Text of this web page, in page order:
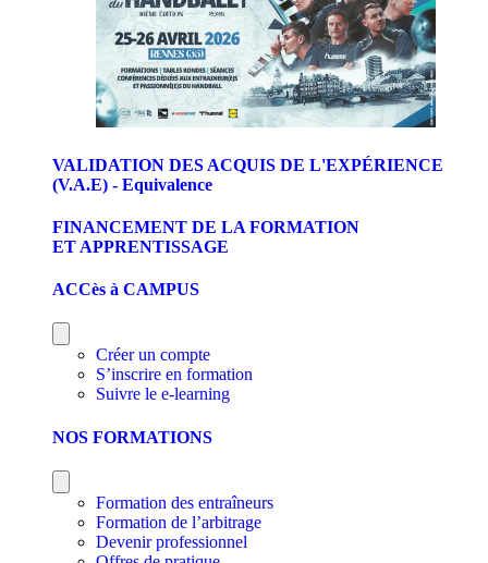
VALIDATION DES ACQUIS DE L'EXPÉRIENCE
(V.A.E) - Equivalence
FINANCEMENT DE LA FORMATION
ET APPRENTISSAGE
ACCès à CAMPUS
Créer un compte
S’inscrire en formation
Suivre le e-learning
NOS FORMATIONS
Formation des entraîneurs
Formation de l’arbitrage
Devenir professionnel